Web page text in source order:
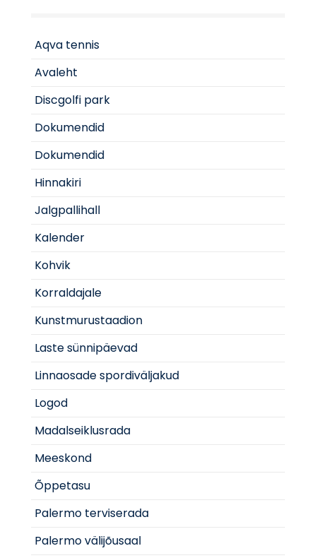
Aqva tennis
Avaleht
Discgolfi park
Dokumendid
Dokumendid
Hinnakiri
Jalgpallihall
Kalender
Kohvik
Korraldajale
Kunstmurustaadion
Laste sünnipäevad
Linnaosade spordiväljakud
Logod
Madalseiklusrada
Meeskond
Õppetasu
Palermo terviserada
Palermo välijõusaal